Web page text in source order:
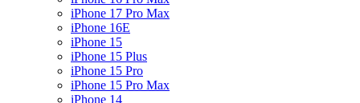
iPhone 17 Pro Max
iPhone 16E
iPhone 15
iPhone 15 Plus
iPhone 15 Pro
iPhone 15 Pro Max
iPhone 14